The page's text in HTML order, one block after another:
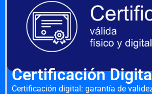
Certificación
Certificación digital: garantía de